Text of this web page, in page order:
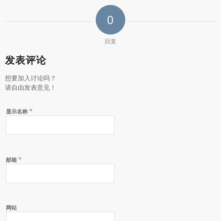
0
回复
发表评论
想要加入讨论吗？
请自由发表意见！
显示名称 *
邮箱 *
网站